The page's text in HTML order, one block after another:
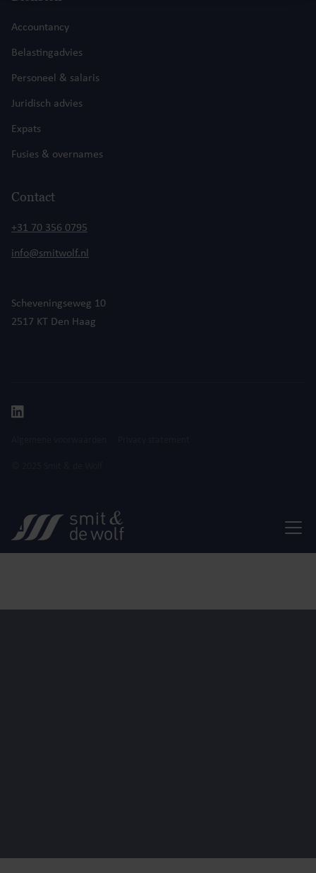
Accountancy
Belastingadvies
Personeel & salaris
Juridisch advies
Expats
Fusies & overnames
Contact
+31 70 356 0795
info@smitwolf.nl
Scheveningseweg 10
2517 KT Den Haag